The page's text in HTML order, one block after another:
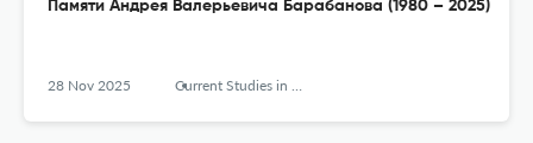
Памяти Андрея Валерьевича Барабанова (1980 – 2025)
28 Nov 2025 Current Studies in Herpetology